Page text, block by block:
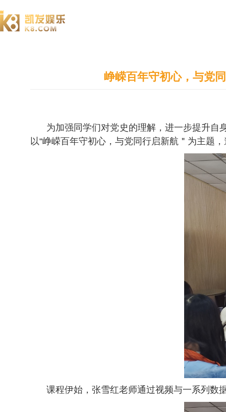
峥嵘百年守初心，与党
为加强同学们对党史的理解，进一步提升自
以“峥嵘百年守初心，与党同行启新航＂为主题，
课程伊始，张雪红老师通过视频与一系列数